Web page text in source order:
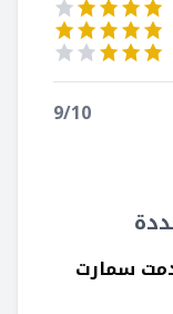
9/10
سمارت